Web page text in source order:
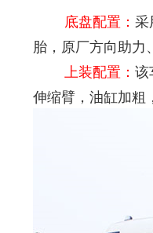
底盘配置： 采
胎，原厂方向助
上装配置： 该
伸缩臂，油缸加粗